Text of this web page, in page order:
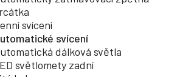
svícení
svícení
dálková světla
světlomety zadní